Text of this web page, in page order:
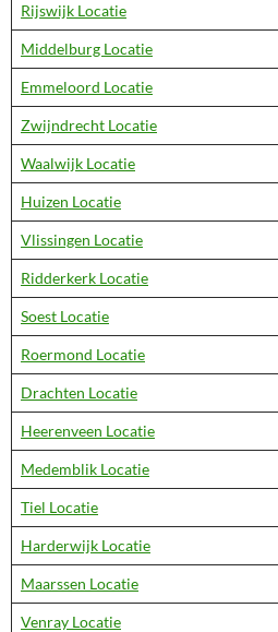
Rijswijk Locatie
Middelburg Locatie
Emmeloord Locatie
Zwijndrecht Locatie
Waalwijk Locatie
Huizen Locatie
Vlissingen Locatie
Ridderkerk Locatie
Soest Locatie
Roermond Locatie
Drachten Locatie
Heerenveen Locatie
Medemblik Locatie
Tiel Locatie
Harderwijk Locatie
Maarssen Locatie
Venray Locatie